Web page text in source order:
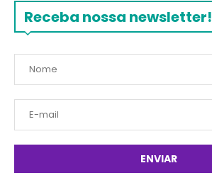
Receba nossa newsletter!